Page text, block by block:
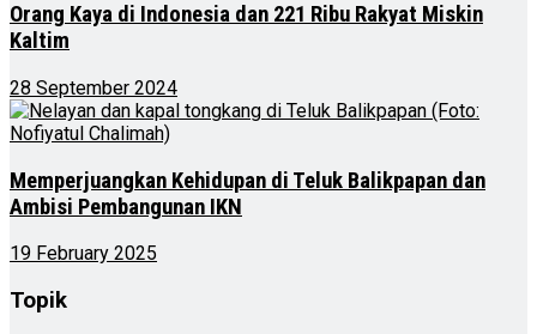
Orang Kaya di Indonesia dan 221 Ribu Rakyat Miskin
Kaltim
28 September 2024
Memperjuangkan Kehidupan di Teluk Balikpapan dan
Ambisi Pembangunan IKN
19 February 2025
Topik